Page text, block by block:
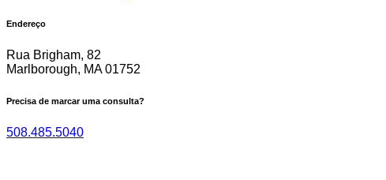
Endereço
Rua Brigham, 82
Marlborough, MA 01752
Precisa de marcar uma consulta?
508.485.5040